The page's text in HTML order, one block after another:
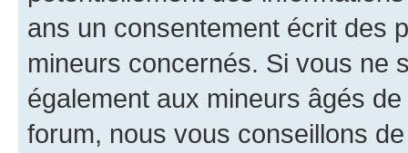
ans un consentement écrit des
mineurs concernés. Si vous ne
également aux mineurs âgés
forum, nous vous conseillons